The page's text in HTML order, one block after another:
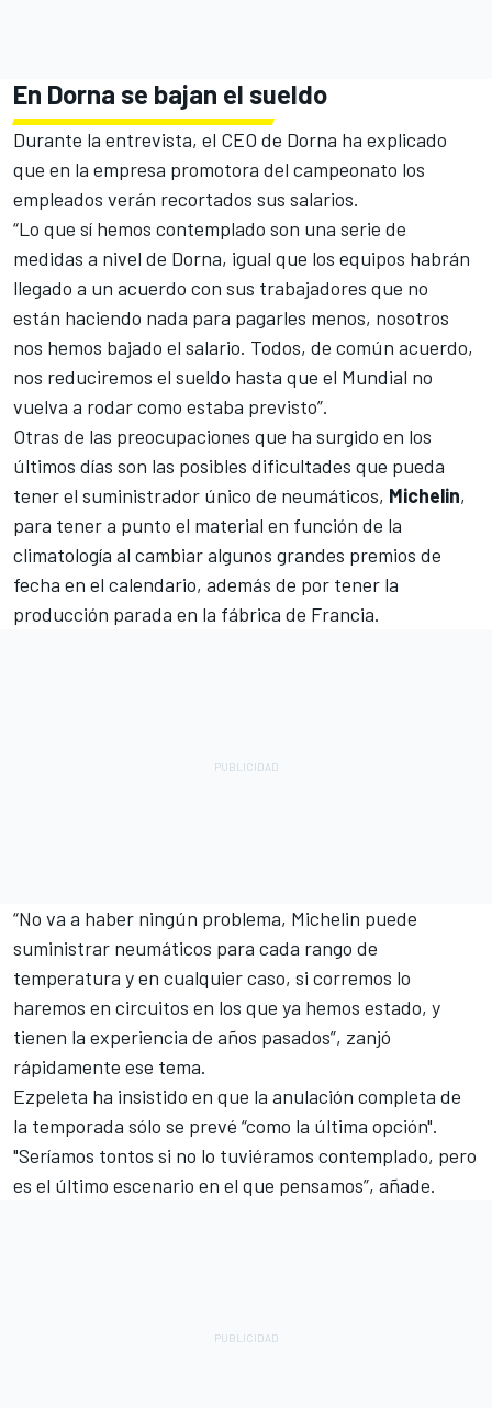
En Dorna se bajan el sueldo
Durante la entrevista, el CEO de Dorna ha explicado
que en la empresa promotora del campeonato los
empleados verán recortados sus salarios.
“Lo que sí hemos contemplado son una serie de
medidas a nivel de Dorna, igual que los equipos habrán
llegado a un acuerdo con sus trabajadores que no
están haciendo nada para pagarles menos, nosotros
nos hemos bajado el salario. Todos, de común acuerdo,
nos reduciremos el sueldo hasta que el Mundial no
vuelva a rodar como estaba previsto”.
Otras de las preocupaciones que ha surgido en los
últimos días son las posibles dificultades que pueda
tener el suministrador único de neumáticos, Michelin,
para tener a punto el material en función de la
climatología al cambiar algunos grandes premios de
fecha en el calendario, además de por tener la
producción parada en la fábrica de Francia.
“No va a haber ningún problema, Michelin puede
suministrar neumáticos para cada rango de
temperatura y en cualquier caso, si corremos lo
haremos en circuitos en los que ya hemos estado, y
tienen la experiencia de años pasados”, zanjó
rápidamente ese tema.
Ezpeleta ha insistido en que la anulación completa de
la temporada sólo se prevé “como la última opción".
"Seríamos tontos si no lo tuviéramos contemplado, pero
es el último escenario en el que pensamos”, añade.